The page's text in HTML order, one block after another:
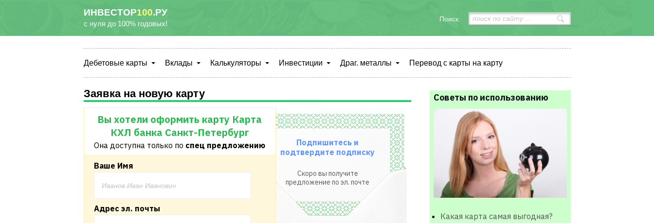
ИНВЕСТОР100.РУ
с нуля до 100% годовых!
Поиск:
Дебетовые карты Вклады Калькуляторы Инвестиции Драг. металлы Перевод с карты на карту
Заявка на новую карту
Вы хотели оформить карту Карта
КХЛ банка Санкт-Петербург
Она доступна только по спец предложению
Ваше Имя
Адрес эл. почты
Подпишитесь и
подтвердите подписку
Скоро вы получите
предложение по эл. почте
Советы по использованию
Какая карта самая выгодная?